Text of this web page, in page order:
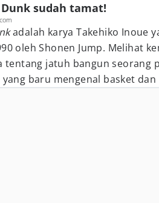
Dunk sudah tamat!
adalah karya Takehiko Inoue
oleh Shonen Jump. Melihat
tentang jatuh bangun seorang
yang baru mengenal basket